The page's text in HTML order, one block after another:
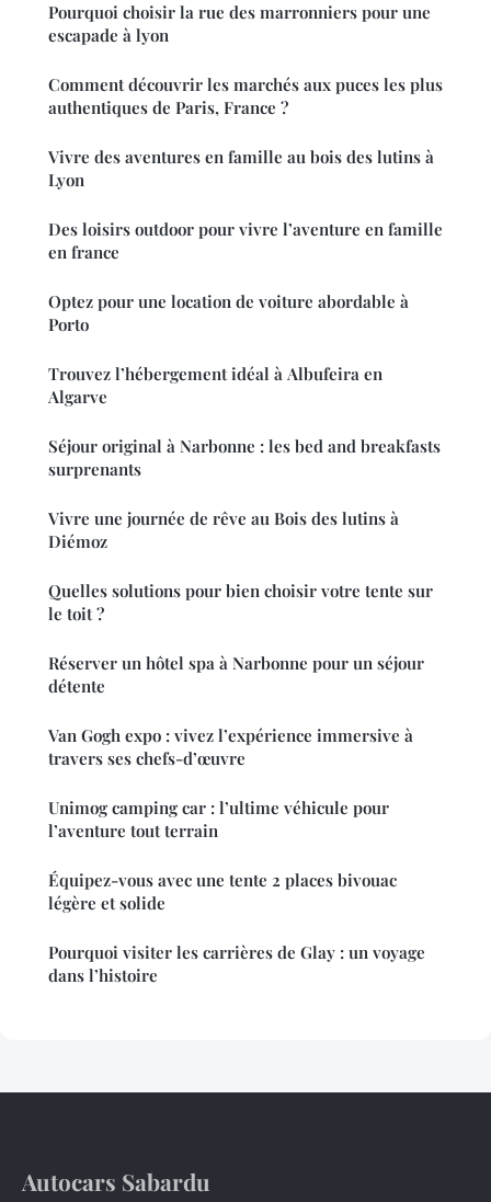
Pourquoi choisir la rue des marronniers pour une
escapade à lyon
Comment découvrir les marchés aux puces les plus
authentiques de Paris, France ?
Vivre des aventures en famille au bois des lutins à
Lyon
Des loisirs outdoor pour vivre l’aventure en famille
en france
Optez pour une location de voiture abordable à
Porto
Trouvez l’hébergement idéal à Albufeira en
Algarve
Séjour original à Narbonne : les bed and breakfasts
surprenants
Vivre une journée de rêve au Bois des lutins à
Diémoz
Quelles solutions pour bien choisir votre tente sur
le toit ?
Réserver un hôtel spa à Narbonne pour un séjour
détente
Van Gogh expo : vivez l’expérience immersive à
travers ses chefs-d’œuvre
Unimog camping car : l’ultime véhicule pour
l’aventure tout terrain
Équipez-vous avec une tente 2 places bivouac
légère et solide
Pourquoi visiter les carrières de Glay : un voyage
dans l’histoire
Autocars Sabardu